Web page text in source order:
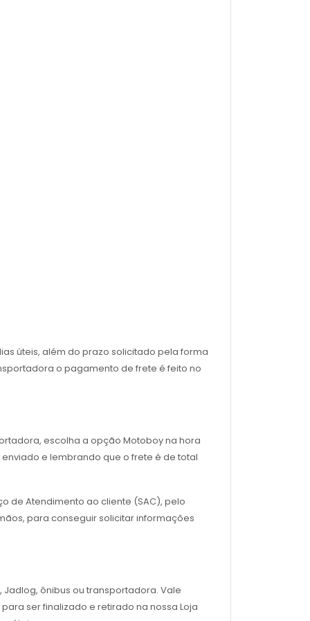
úteis, além do prazo solicitado pela forma
o pagamento de frete é feito no
escolha a opção Motoboy na hora
e lembrando que o frete é de total
de Atendimento ao cliente (SAC), pelo
para conseguir solicitar informações
ônibus ou transportadora. Vale
ser finalizado e retirado na nossa Loja